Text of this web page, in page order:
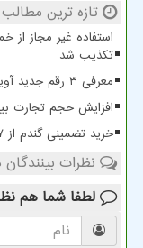
تازه ترین
استفاده غیر مجاز
تکذیب شد
معرفی ۳ رقم جدید آویشن
افزایش حجم تجارت بین
خرید تضمینی گندم از ۷ و پنج دهم میلیون تن گذشت
نظرات
لطفا شما هم